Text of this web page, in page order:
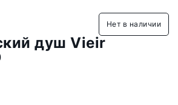
Нет в наличии
душ Vieir